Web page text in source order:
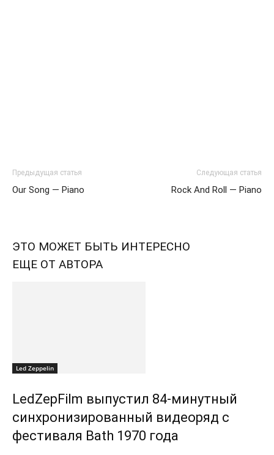
Предыдущая статья
Our Song — Piano
Следующая статья
Rock And Roll — Piano
ЭТО МОЖЕТ БЫТЬ ИНТЕРЕСНО
ЕЩЕ ОТ АВТОРА
Led Zeppelin
LedZepFilm выпустил 84-минутный
синхронизированный видеоряд с
фестиваля Bath 1970 года